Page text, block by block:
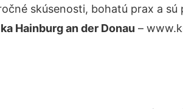
skúsenosti, bohatú prax a sú
Hainburg an der Donau –